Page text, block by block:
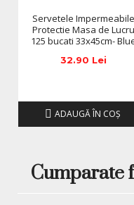
Servetele Impermeabile
Protectie Masa de Lucru
125 bucati 33x45cm-
32.90 Lei
ADAUGĂ ÎN COŞ
Cumparate